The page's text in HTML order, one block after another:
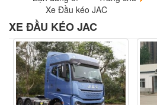
Xe Đầu kéo JAC
XE ĐẦU KÉO JAC